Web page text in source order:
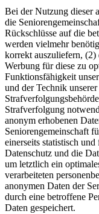
Bei der Nutzung dieser
die
Rückschlüsse auf die
werden vielmehr
korrekt auszuliefern, (2)
Werbung für diese zu
Funktionsfähigkeit
und der Technik
Strafverfolgung
anonym erhobenen
Seniorengemeinschaft
einerseits statistisch
Datenschutz und die
um letztlich ein
verarbeiteten
anonymen Daten der
durch eine betroffene
Daten gespeichert.